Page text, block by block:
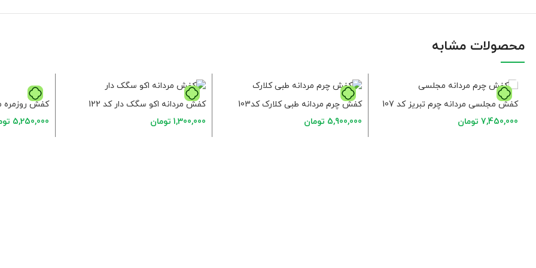
محصولات مشابه
کفش مجلسی مردانه چرم تبریز کد 107
7,450,000 تومان
کفش چرم مردانه طبی کلارک کد103
5,900,000 تومان
کفش مردانه اکو سگک دار کد 122
1,300,000 تومان
کفش روزمره
5,250,000